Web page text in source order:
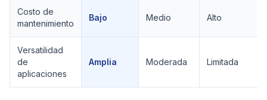
Costo de
mantenimiento
Bajo Medio Alto
Versatilidad
de
aplicaciones
Amplia Moderada Limitada